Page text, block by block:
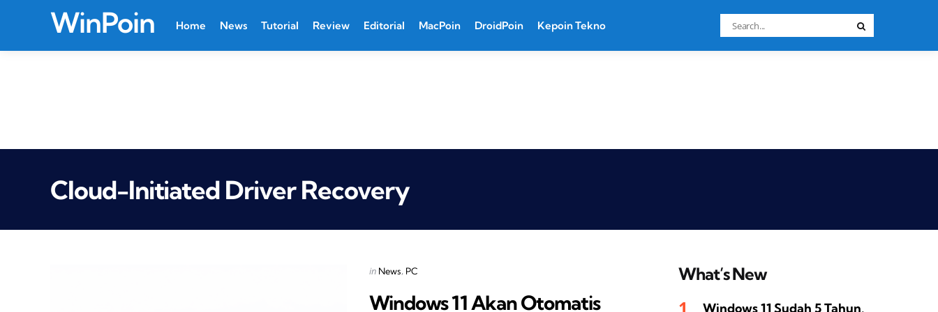
WinPoin Home News Tutorial Review Editorial MacPoin DroidPoin Kepoin Tekno
Search
for:
Cloud-Initiated Driver Recovery
Categories
Posted
in News PC
Windows 11 Akan Otomatis
What’s New
Windows 11 Sudah 5 Tahun,